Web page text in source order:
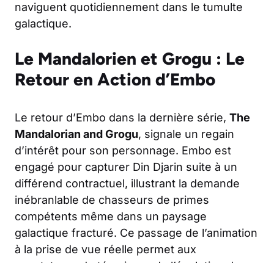
naviguent quotidiennement dans le tumulte
galactique.
Le Mandalorien et Grogu : Le
Retour en Action d’Embo
Le retour d’Embo dans la dernière série, The
Mandalorian and Grogu, signale un regain
d’intérêt pour son personnage. Embo est
engagé pour capturer Din Djarin suite à un
différend contractuel, illustrant la demande
inébranlable de chasseurs de primes
compétents même dans un paysage
galactique fracturé. Ce passage de l’animation
à la prise de vue réelle permet aux